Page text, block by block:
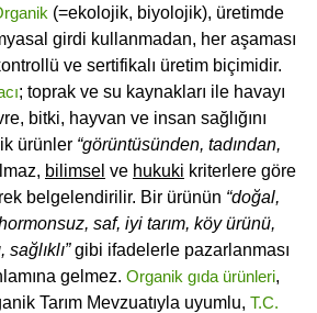
(=ekolojik, biyolojik), üretimde
girdi kullanmadan, her aşaması
ve sertifikalı üretim biçimidir.
; toprak ve su kaynakları ile havayı
bitki, hayvan ve insan sağlığını
ürünler “görüntüsünden, tadından,
bilimsel ve hukuki kriterlere göre
belgelendirilir. Bir ürünün “doğal,
saf, iyi tarım, köy ürünü,
gibi ifadelerle pazarlanması
gelmez. Organik gıda ürünleri,
Tarım Mevzuatıyla uyumlu, T.C.